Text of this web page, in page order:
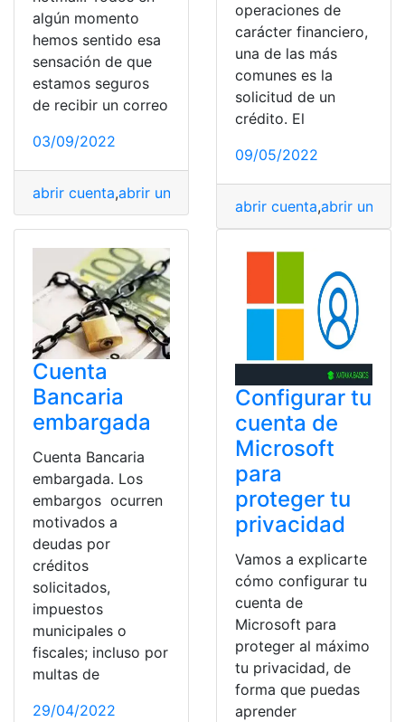
algún momento
hemos sentido esa
sensación de que
estamos seguros
de recibir un correo
03/09/2022
abrir cuenta,abrir una cuenta
operaciones de
carácter financiero,
una de las más
comunes es la
solicitud de un
crédito. El
09/05/2022
abrir cuenta,abrir una
Cuenta
Bancaria
embargada
Cuenta Bancaria
embargada. Los
embargos ocurren
motivados a
deudas por
créditos
solicitados,
impuestos
municipales o
fiscales; incluso por
multas de
29/04/2022
Configurar tu
cuenta de
Microsoft
para
proteger tu
privacidad
Vamos a explicarte
cómo configurar tu
cuenta de
Microsoft para
proteger al máximo
tu privacidad, de
forma que puedas
aprender